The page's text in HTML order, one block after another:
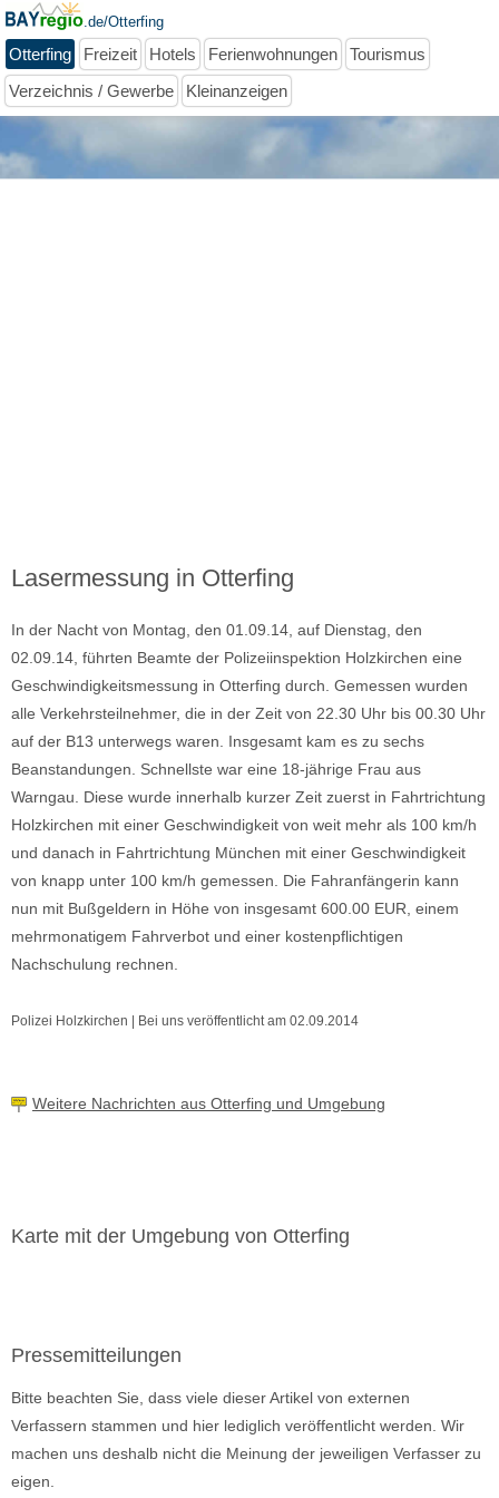
.de/Otterfing
Otterfing Freizeit Hotels Ferienwohnungen
Tourismus
Verzeichnis / Gewerbe
Kleinanzeigen
Lasermessung in Otterfing
In der Nacht von Montag, den 01.09.14, auf Dienstag, den
02.09.14, führten Beamte der Polizeiinspektion Holzkirchen eine
Geschwindigkeitsmessung in Otterfing durch. Gemessen wurden
alle Verkehrsteilnehmer, die in der Zeit von 22.30 Uhr bis 00.30 Uhr
auf der B13 unterwegs waren. Insgesamt kam es zu sechs
Beanstandungen. Schnellste war eine 18-jährige Frau aus
Warngau. Diese wurde innerhalb kurzer Zeit zuerst in Fahrtrichtung
Holzkirchen mit einer Geschwindigkeit von weit mehr als 100 km/h
und danach in Fahrtrichtung München mit einer Geschwindigkeit
von knapp unter 100 km/h gemessen. Die Fahranfängerin kann
nun mit Bußgeldern in Höhe von insgesamt 600.00 EUR, einem
mehrmonatigem Fahrverbot und einer kostenpflichtigen
Nachschulung rechnen.
Polizei Holzkirchen | Bei uns veröffentlicht am 02.09.2014
Weitere Nachrichten aus Otterfing und Umgebung
Karte mit der Umgebung von Otterfing
Pressemitteilungen
Bitte beachten Sie, dass viele dieser Artikel von externen
Verfassern stammen und hier lediglich veröffentlicht werden. Wir
machen uns deshalb nicht die Meinung der jeweiligen Verfasser zu
eigen.